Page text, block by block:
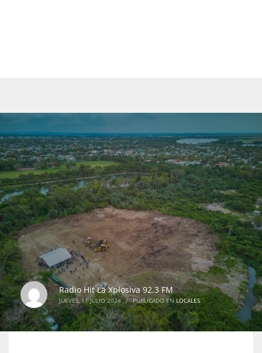
Radio Hit La Xplosiva 92.3 FM
JUEVES, 11 JULIO 2024 / PUBLICADO ENLOCALES